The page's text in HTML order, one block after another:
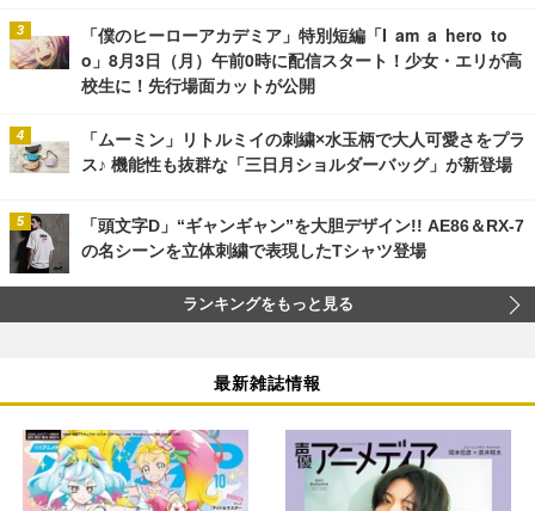
「僕のヒーローアカデミア」特別短編「I am a hero to
o」8月3日（月）午前0時に配信スタート！少女・エリが高
校生に！先行場面カットが公開
「ムーミン」リトルミイの刺繍×水玉柄で大人可愛さをプラ
ス♪ 機能性も抜群な「三日月ショルダーバッグ」が新登場
「頭文字D」“ギャンギャン”を大胆デザイン!! AE86＆RX-7
の名シーンを立体刺繍で表現したTシャツ登場
ランキングをもっと見る
最新雑誌情報